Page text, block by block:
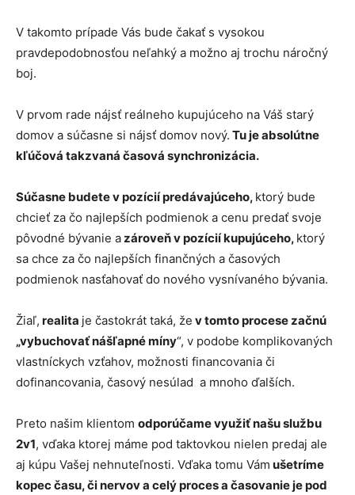
V takomto prípade Vás bude čakať s vysokou
pravdepodobnosťou neľahký a možno aj trochu náročný
boj.
V prvom rade nájsť reálneho kupujúceho na Váš starý
domov a súčasne si nájsť domov nový. Tu je absolútne
kľúčová takzvaná časová synchronizácia.
Súčasne budete v pozícií predávajúceho, ktorý bude
chcieť za čo najlepších podmienok a cenu predať svoje
pôvodné bývanie azároveň v pozícií kupujúceho, ktorý
sa chce za čo najlepších finančných a časových
podmienok nasťahovať do nového vysnívaného bývania.
Žiaľ, realita je častokrát taká, že v tomto procese začnú
„vybuchovať nášľapné míny“, v podobe komplikovaných
vlastníckych vzťahov, možnosti financovania či
dofinancovania, časový nesúlad a mnoho ďalších.
Preto našim klientom odporúčame využiť našu službu
2v1, vďaka ktorej máme pod taktovkou nielen predaj ale
aj kúpu Vašej nehnuteľnosti. Vďaka tomu Vám ušetríme
kopec času, či nervov a celý proces a časovanie je pod